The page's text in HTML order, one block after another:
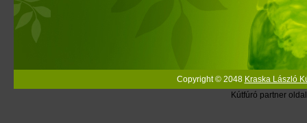
Copyright © 2048 Kraska László
Kútfúró partner